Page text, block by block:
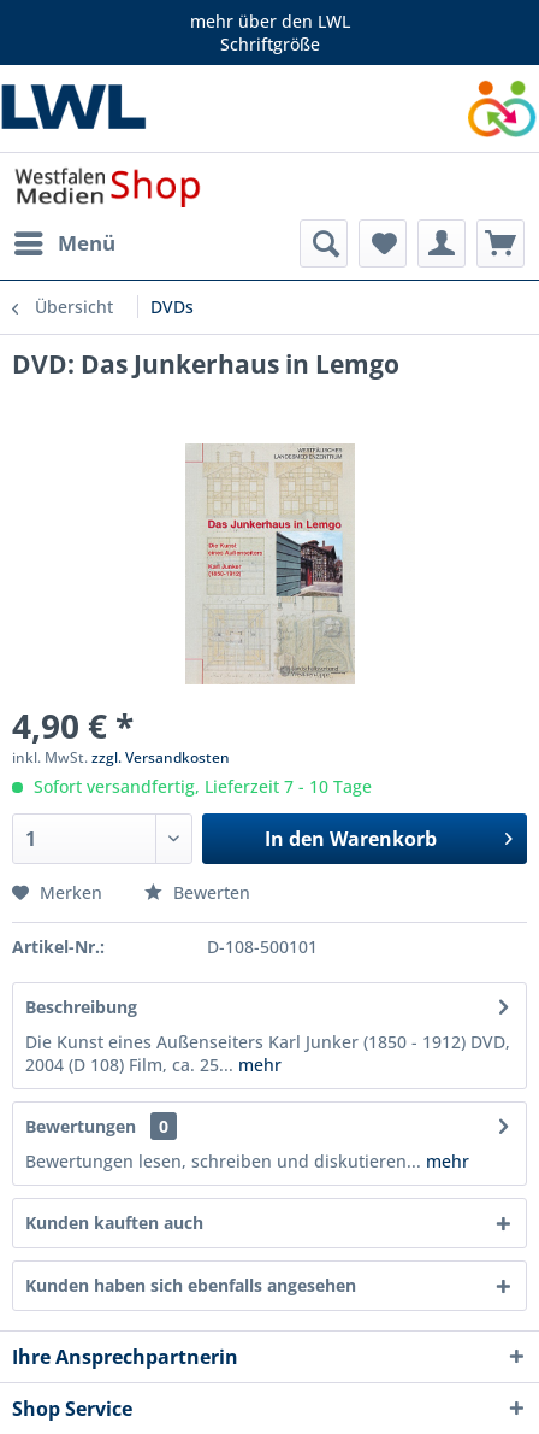
mehr über den LWL
Schriftgröße
Menü
Übersicht DVDs
DVD: Das Junkerhaus in Lemgo
4,90 € *
inkl. MwSt.zzgl. Versandkosten
Sofort versandfertig, Lieferzeit 7 - 10 Tage
In den Warenkorb
Merken Bewerten
Artikel-Nr.: D-108-500101
Beschreibung
Die Kunst eines Außenseiters Karl Junker (1850 - 1912) DVD,
2004 (D 108) Film, ca. 25... mehr
Bewertungen
0
Bewertungen lesen, schreiben und diskutieren... mehr
Kunden kauften auch
Kunden haben sich ebenfalls angesehen
Ihre Ansprechpartnerin
Shop Service